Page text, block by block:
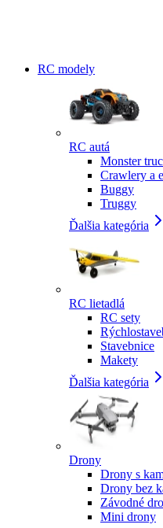
RC modely
RC autá
Monster
Crawlery a
Buggy
Truggy
Ďalšia kategória
RC lietadlá
RC sety
Stavebnice
Makety
Ďalšia kategória
Drony
Drony s
Drony bez
Závodné
Mini drony